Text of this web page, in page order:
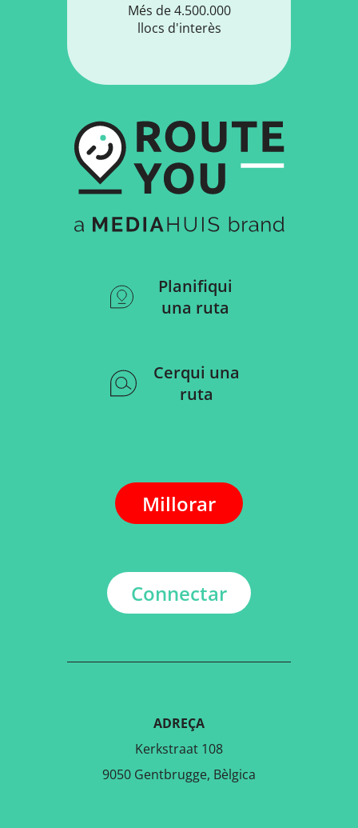
Més de 4.500.000
llocs d'interès
Planifiqui
una ruta
Cerqui una
ruta
Millorar
Connectar
ADREÇA
Kerkstraat 108
9050 Gentbrugge, Bèlgica